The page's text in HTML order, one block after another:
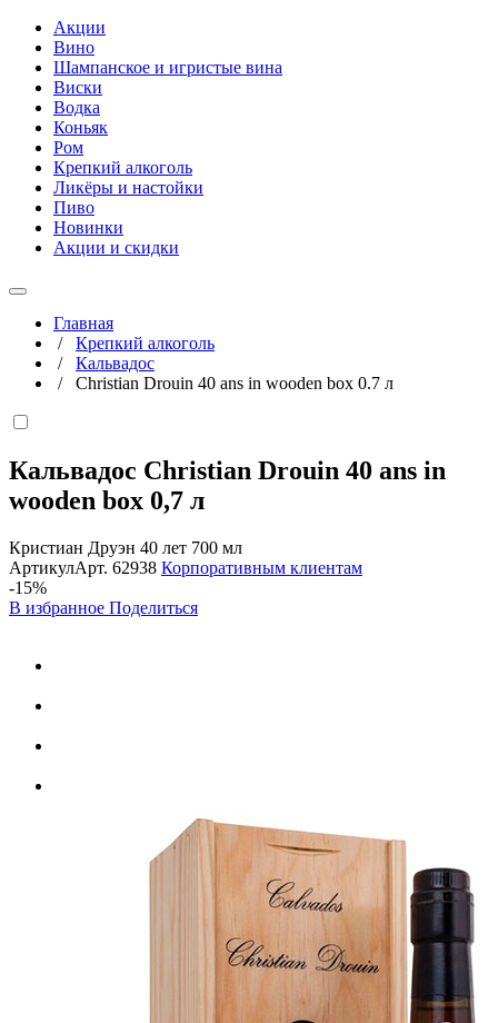
Акции
Вино
Шампанское и игристые вина
Виски
Водка
Коньяк
Ром
Крепкий алкоголь
Ликёры и настойки
Пиво
Новинки
Акции и скидки
Главная
/ Крепкий алкоголь
/ Кальвадос
/ Christian Drouin 40 ans in wooden box 0.7 л
Кальвадос Christian Drouin 40 ans in
wooden box 0,7 л
Кристиан Друэн 40 лет 700 мл
АртикулАрт. 62938 Корпоративным клиентам
-15%
В избранное Поделиться